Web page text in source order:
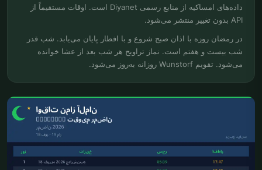
داده‌های امساکیه از منابع رسمی Diyanet است. اوقات مستقیماً از
API بدون تغییر منتشر می‌شود.
در رمضان روزه با اذان صبح شروع و با افطار پایان می‌یابد. شب قدر
شب بیست و هفتم است. نماز تراویح هر شب بعد از عشا خوانده
می‌شود. تقویم Wunstorf روزانه به‌روز می‌شود.